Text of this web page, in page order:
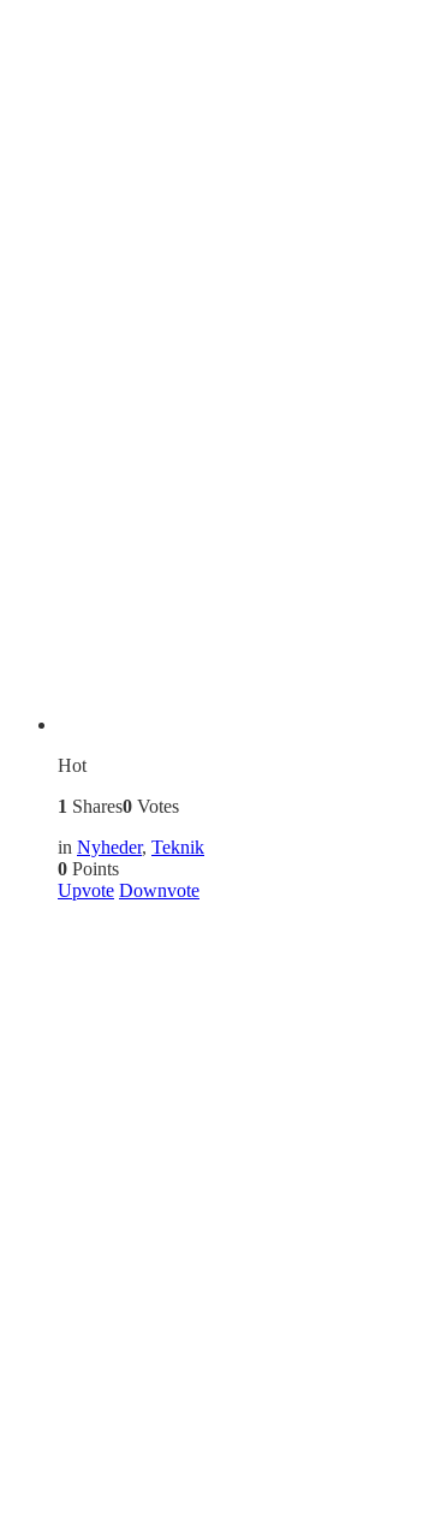
Hot
1 Shares0 Votes
in Nyheder, Teknik
0 Points
Upvote Downvote